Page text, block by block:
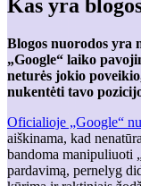
Kas yra
Blogos nuorodos yra
„Google“ laiko
neturės jokio
nukentėti tavo
Oficialioje „Google“
aiškinama, kad
bandoma manipuliuoti
pardavimą, pernelyg